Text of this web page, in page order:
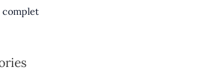
complet